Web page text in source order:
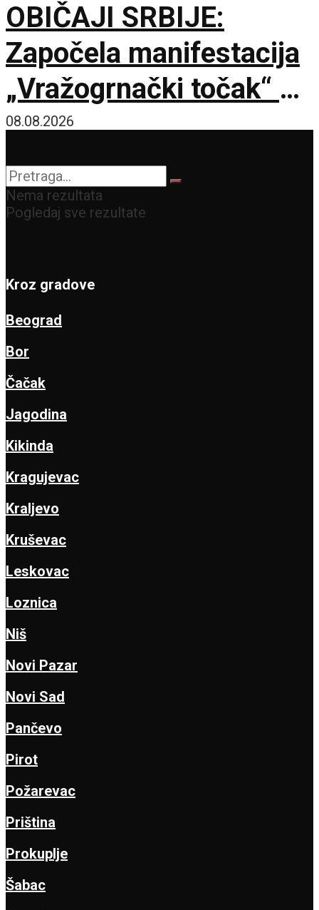
OBIČAJI SRBIJE:
Započela manifestacija
„Vražogrnački točak“ u
porti Hrama Svete
Trojice
08.08.2026
Nema rezultata
Pogledaj sve rezultate
Kroz gradove
Beograd
Bor
Čačak
Jagodina
Kikinda
Kragujevac
Kraljevo
Kruševac
Leskovac
Loznica
Niš
Novi Pazar
Novi Sad
Pančevo
Pirot
Požarevac
Priština
Prokuplje
Šabac